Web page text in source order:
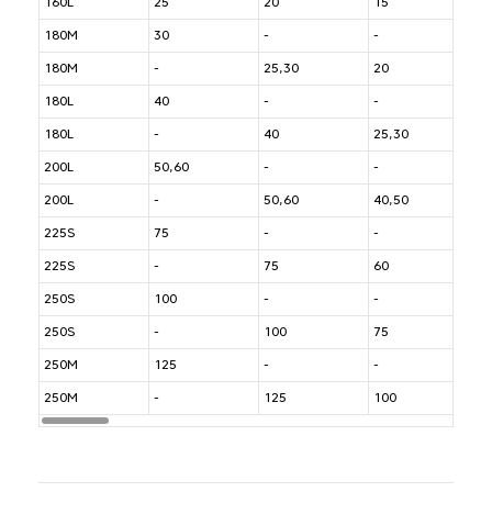
160L 25 20 15
180M 30 - -
180M - 25,30 20
180L 40 - -
180L - 40 25,30
200L 50,60 - -
200L - 50,60 40,50
225S 75 - -
225S - 75 60
250S 100 - -
250S - 100 75
250M 125 - -
250M - 125 100